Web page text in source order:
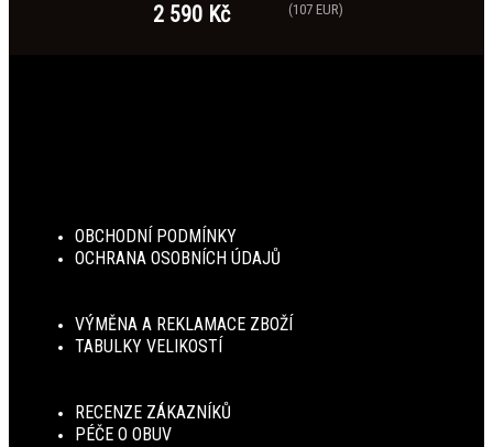
2 590 Kč (107 EUR)
OBCHODNÍ PODMÍNKY
OCHRANA OSOBNÍCH ÚDAJŮ
VÝMĚNA A REKLAMACE ZBOŽÍ
TABULKY VELIKOSTÍ
RECENZE ZÁKAZNÍKŮ
PÉČE O OBUV